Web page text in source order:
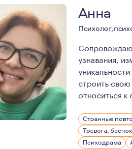
Анна
Психолог,
узнавания,
строить
относиться к
Мое кредо и
В работе для
В моей
Тревога,
Психодрама